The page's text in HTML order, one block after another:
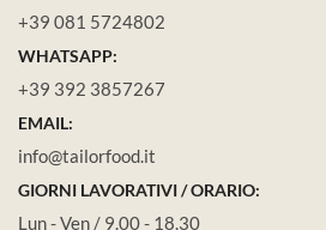
+39 081 5724802
WHATSAPP:
+39 392 3857267
EMAIL:
info@tailorfood.it
GIORNI LAVORATIVI / ORARIO:
Lun - Ven / 9.00 - 18.30